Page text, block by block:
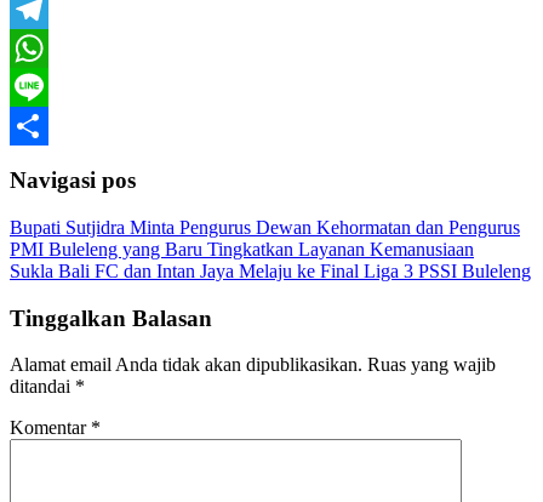
Email
Telegram
WhatsApp
Line
Navigasi pos
Bupati Sutjidra Minta Pengurus Dewan Kehormatan dan Pengurus
PMI Buleleng yang Baru Tingkatkan Layanan Kemanusiaan
Sukla Bali FC dan Intan Jaya Melaju ke Final Liga 3 PSSI Buleleng
Tinggalkan Balasan
Alamat email Anda tidak akan dipublikasikan. Ruas yang wajib
ditandai *
Komentar *